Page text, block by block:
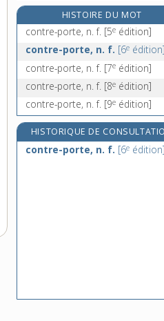
contreprojet, n. m.
contrepromesse, n. f.[3e
contre-propagande, n. f.
contreproposition, n. f.
HISTOIRE DU MOT
contre-porte, n. f. [5e édition]
contre-porte, n. f. [6e édition]
contre-porte, n. f. [7e édition]
contre-porte, n. f. [8e édition]
contre-porte, n. f. [9e édition]
HISTORIQUE DE
contre-porte, n. f. [6e édition]